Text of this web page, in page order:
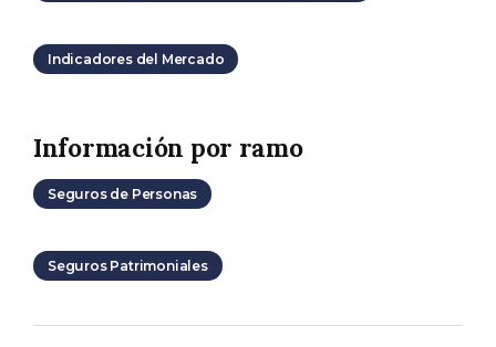
Indicadores del Mercado
Información por ramo
Seguros de Personas
Seguros Patrimoniales